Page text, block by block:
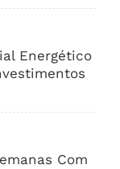
Energético
Com